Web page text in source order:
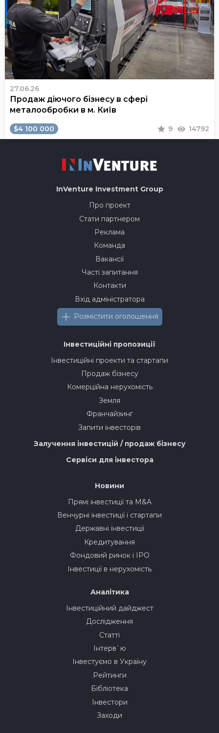
27.06.26
Продаж діючого бізнесу в сфері
металообробки в м. Київ
$4 100 000 9 14792
InVenture Investment Group
Про проект
Стати партнером
Реклама
Команда
Вакансії
Часті запитання
Контакти
Вхід адміністратора
Розмістити оголошення
Інвестиційні пропозиції
Інвестиційні проекти та стартапи
Продаж бізнесу
Комерційна нерухомість
Земля
Франчайзинг
Запити інвесторів
Залучення інвестицій / продаж бізнесу
Сервіси для інвестора
Новини
Прямі інвестиції та M&A
Венчурні інвестиції і стартапи
Державні інвестиції
Кредитування
Фондовий ринок і IPO
Інвестиції в нерухомість
Аналітика
Інвестиційний дайджест
Дослідження
Статті
Інтерв`ю
Інвестуємо в Україну
Рейтинги
Бібліотека
Інвестори
Заходи